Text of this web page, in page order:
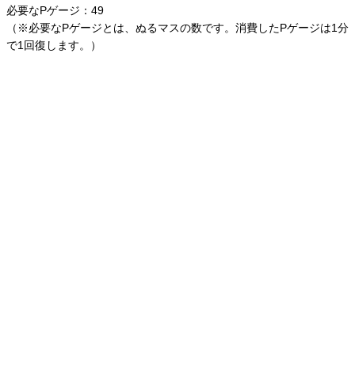
必要なPゲージ：49
（※必要なPゲージとは、ぬるマスの数です。消費したPゲージは1分
で1回復します。）